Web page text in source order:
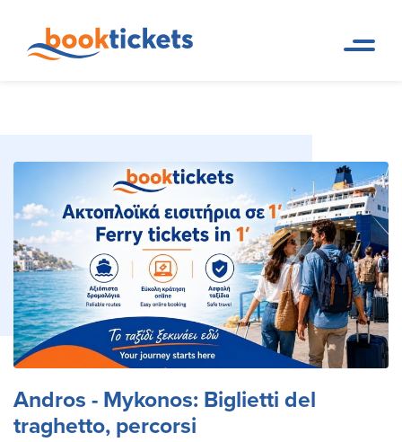
traghetti e biglietti
Andros - Mykonos: Biglietti del
traghetto, percorsi